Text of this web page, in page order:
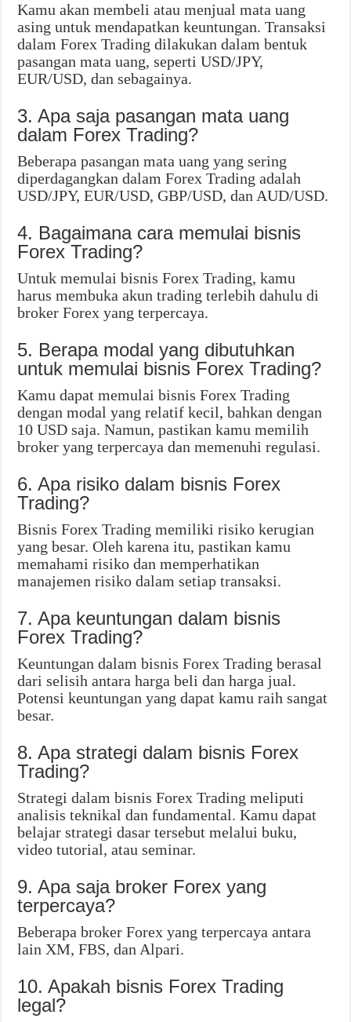
Kamu akan membeli atau menjual mata uang
asing untuk mendapatkan keuntungan. Transaksi
dalam Forex Trading dilakukan dalam bentuk
pasangan mata uang, seperti USD/JPY,
EUR/USD, dan sebagainya.
3. Apa saja pasangan mata uang
dalam Forex Trading?
Beberapa pasangan mata uang yang sering
diperdagangkan dalam Forex Trading adalah
USD/JPY, EUR/USD, GBP/USD, dan AUD/USD.
4. Bagaimana cara memulai bisnis
Forex Trading?
Untuk memulai bisnis Forex Trading, kamu
harus membuka akun trading terlebih dahulu di
broker Forex yang terpercaya.
5. Berapa modal yang dibutuhkan
untuk memulai bisnis Forex Trading?
Kamu dapat memulai bisnis Forex Trading
dengan modal yang relatif kecil, bahkan dengan
10 USD saja. Namun, pastikan kamu memilih
broker yang terpercaya dan memenuhi regulasi.
6. Apa risiko dalam bisnis Forex
Trading?
Bisnis Forex Trading memiliki risiko kerugian
yang besar. Oleh karena itu, pastikan kamu
memahami risiko dan memperhatikan
manajemen risiko dalam setiap transaksi.
7. Apa keuntungan dalam bisnis
Forex Trading?
Keuntungan dalam bisnis Forex Trading berasal
dari selisih antara harga beli dan harga jual.
Potensi keuntungan yang dapat kamu raih sangat
besar.
8. Apa strategi dalam bisnis Forex
Trading?
Strategi dalam bisnis Forex Trading meliputi
analisis teknikal dan fundamental. Kamu dapat
belajar strategi dasar tersebut melalui buku,
video tutorial, atau seminar.
9. Apa saja broker Forex yang
terpercaya?
Beberapa broker Forex yang terpercaya antara
lain XM, FBS, dan Alpari.
10. Apakah bisnis Forex Trading
legal?